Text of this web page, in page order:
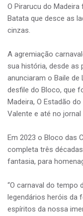
O Pirarucu do
Batata que desce as
cinzas.
A agremiação
sua história, desde as
anunciaram o Baile
desfile do Bloco, que
Madeira, O Estadão
Valente e até no jornal
Em 2023 o Bloco das
completa três
fantasia, para
“O carnaval do tempo
legendários heróis
espíritos da nossa